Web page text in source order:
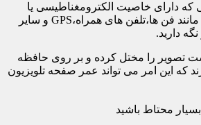
که دارای خاصیت الکترومغناطیسی یا
الکتریسیته ساکن هستند مانند فن ها،تلفن های همراه،GPS و سایر
دارید.
تصویر را مختل کرده و بر روی حافظه
که این امر می تواند عمر صفحه تلویزیون